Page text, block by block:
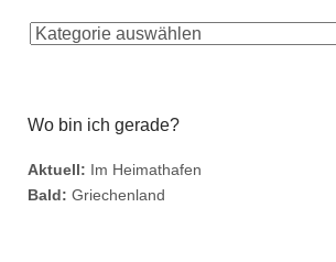
Wo bin ich gerade?
Aktuell: Im Heimathafen
Bald: Griechenland